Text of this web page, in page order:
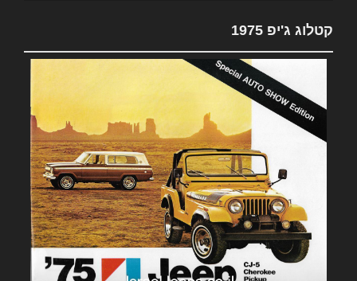
קטלוג ג'יפ 1975